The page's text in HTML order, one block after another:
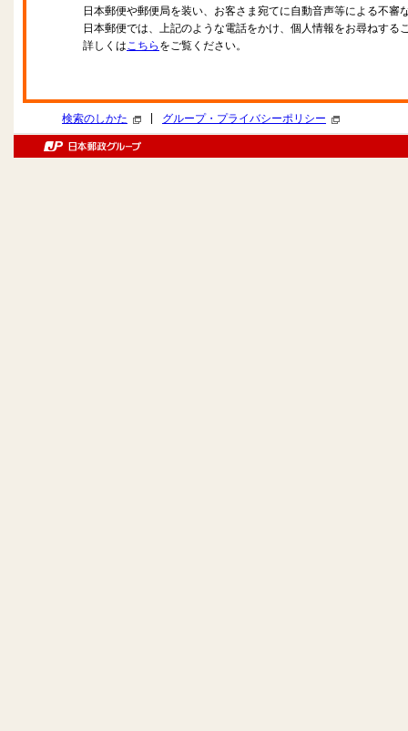
日本郵便や郵便局を装い、お客さま宛てに自動音声等による不審
日本郵便では、上記のような電話をかけ、個人情報をお尋ねする
詳しくはこちら をご覧ください。
検索のしかた グループ・プライバシーポリシー